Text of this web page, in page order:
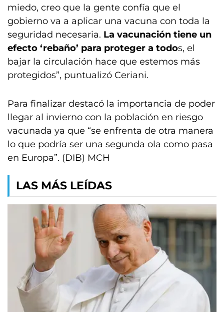
miedo, creo que la gente confía que el
gobierno va a aplicar una vacuna con toda la
seguridad necesaria. La vacunación tiene un
efecto ‘rebaño’ para proteger a todos, el
bajar la circulación hace que estemos más
protegidos”, puntualizó Ceriani.
Para finalizar destacó la importancia de poder
llegar al invierno con la población en riesgo
vacunada ya que “se enfrenta de otra manera
lo que podría ser una segunda ola como pasa
en Europa”. (DIB) MCH
LAS MÁS LEÍDAS